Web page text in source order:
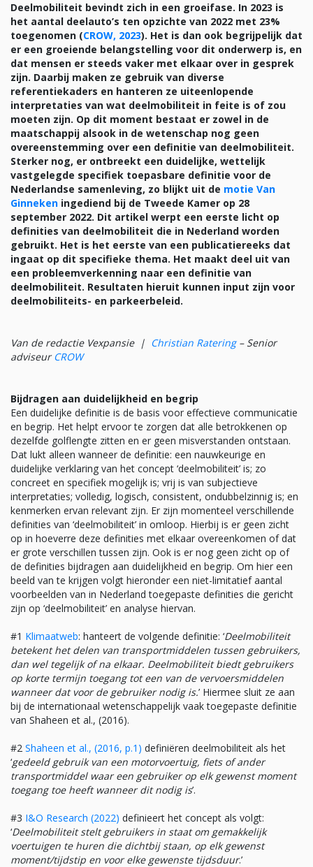
Deelmobiliteit bevindt zich in een groeifase. In 2023 is
het aantal deelauto’s ten opzichte van 2022 met 23%
toegenomen (CROW, 2023). Het is dan ook begrijpelijk dat
er een groeiende belangstelling voor dit onderwerp is, en
dat mensen er steeds vaker met elkaar over in gesprek
zijn. Daarbij maken ze gebruik van diverse
referentiekaders en hanteren ze uiteenlopende
interpretaties van wat deelmobiliteit in feite is of zou
moeten zijn. Op dit moment bestaat er zowel in de
maatschappij alsook in de wetenschap nog geen
overeenstemming over een definitie van deelmobiliteit.
Sterker nog, er ontbreekt een duidelijke, wettelijk
vastgelegde specifiek toepasbare definitie voor de
Nederlandse samenleving, zo blijkt uit de motie Van
Ginneken ingediend bij de Tweede Kamer op 28
september 2022. Dit artikel werpt een eerste licht op
definities van deelmobiliteit die in Nederland worden
gebruikt. Het is het eerste van een publicatiereeks dat
ingaat op dit specifieke thema. Het maakt deel uit van
een probleemverkenning naar een definitie van
deelmobiliteit. Resultaten hieruit kunnen input zijn voor
deelmobiliteits- en parkeerbeleid.
Van de redactie Vexpansie | Christian Ratering– Senior
adviseurCROW
Bijdragen aan duidelijkheid en begrip
Een duidelijke definitie is de basis voor effectieve communicatie
en begrip. Het helpt ervoor te zorgen dat alle betrokkenen op
dezelfde golflengte zitten en er geen misverstanden ontstaan.
Dat lukt alleen wanneer de definitie: een nauwkeurige en
duidelijke verklaring van het concept ‘deelmobiliteit’ is; zo
concreet en specifiek mogelijk is; vrij is van subjectieve
interpretaties; volledig, logisch, consistent, ondubbelzinnig is; en
kenmerken ervan relevant zijn. Er zijn momenteel verschillende
definities van ‘deelmobiliteit’ in omloop. Hierbij is er geen zicht
op in hoeverre deze definities met elkaar overeenkomen of dat
er grote verschillen tussen zijn. Ook is er nog geen zicht op of
de definities bijdragen aan duidelijkheid en begrip. Om hier een
beeld van te krijgen volgt hieronder een niet-limitatief aantal
voorbeelden van in Nederland toegepaste definities die gericht
zijn op ‘deelmobiliteit’ en analyse hiervan.
#1 Klimaatweb: hanteert de volgende definitie: ‘Deelmobiliteit
betekent het delen van transportmiddelen tussen gebruikers,
dan wel tegelijk of na elkaar. Deelmobiliteit biedt gebruikers
op korte termijn toegang tot een van de vervoersmiddelen
wanneer dat voor de gebruiker nodig is.’ Hiermee sluit ze aan
bij de internationaal wetenschappelijk vaak toegepaste definitie
van Shaheen et al., (2016).
#2 Shaheen et al., (2016, p.1) definiëren deelmobiliteit als het
‘gedeeld gebruik van een motorvoertuig, fiets of ander
transportmiddel waar een gebruiker op elk gewenst moment
toegang toe heeft wanneer dit nodig is’.
#3 I&O Research (2022) definieert het concept als volgt:
‘Deelmobiliteit stelt gebruikers in staat om gemakkelijk
voertuigen te huren die dichtbij staan, op elk gewenst
moment/tijdstip en voor elke gewenste tijdsduur.’